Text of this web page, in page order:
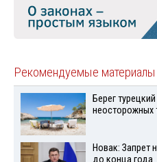
Рекомендуемые материалы
Берег
неосторожных
Новак: Запрет